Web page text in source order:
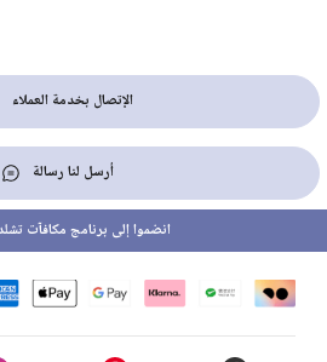
الإتصال بخدمة العملاء
أرسل لنا رسالة
انضموا إلى برنامج مكافآت